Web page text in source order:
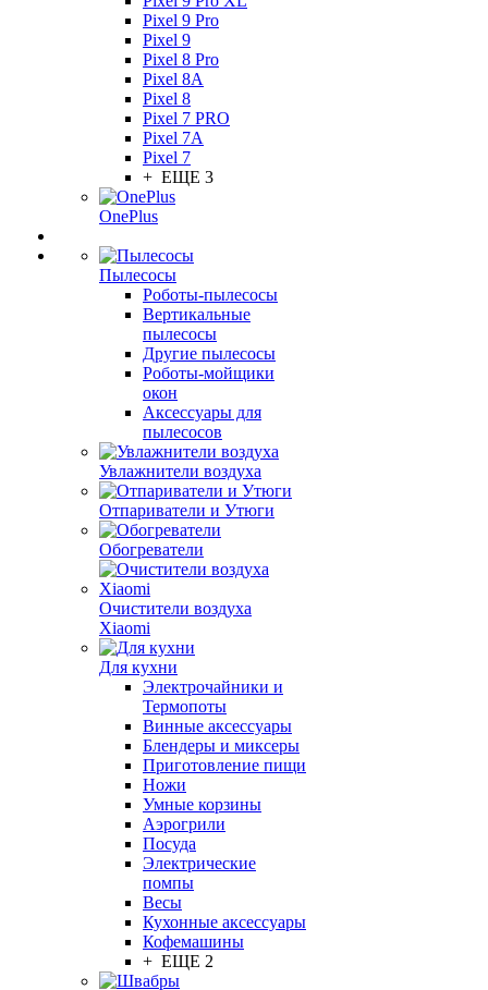
Pixel 9 Pro
Pixel 9
Pixel 8 Pro
Pixel 8A
Pixel 8
Pixel 7 PRO
Pixel 7A
Pixel 7
+ ЕЩЕ 3
OnePlus
Пылесосы
Роботы-пылесосы
Вертикальные
пылесосы
Другие пылесосы
Роботы-мойщики
окон
Аксессуары для
пылесосов
Увлажнители воздуха
Отпариватели и Утюги
Обогреватели
Очистители воздуха
Xiaomi
Для кухни
Электрочайники и
Термопоты
Винные аксессуары
Блендеры и миксеры
Приготовление пищи
Ножи
Умные корзины
Аэрогрили
Посуда
Электрические
помпы
Весы
Кухонные аксессуары
Кофемашины
+ ЕЩЕ 2